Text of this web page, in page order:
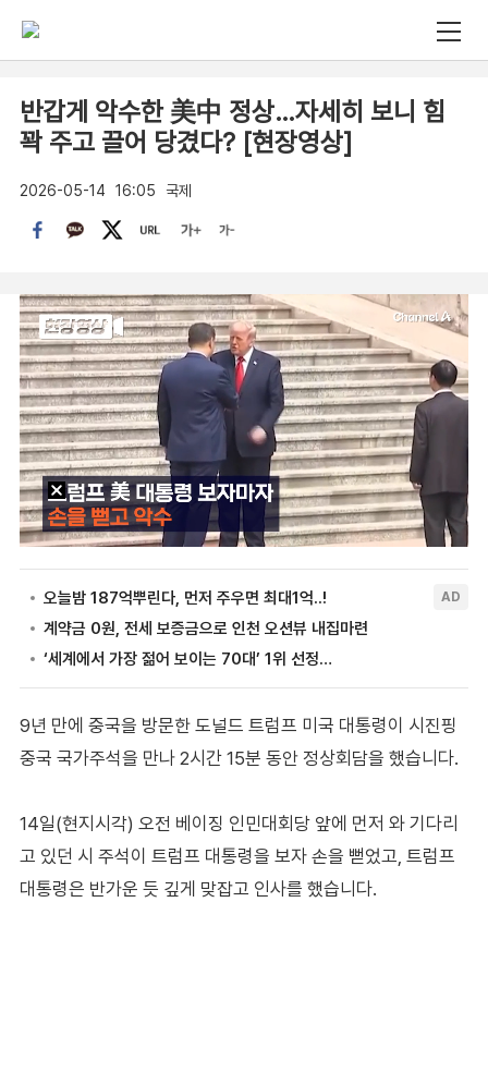
반갑게 악수한 美中 정상…자세히 보니 힘
꽉 주고 끌어 당겼다? [현장영상]
2026-05-14 16:05 국제
9년 만에 중국을 방문한 도널드 트럼프 미국 대통령이 시진핑
중국 국가주석을 만나 2시간 15분 동안 정상회담을 했습니다.
14일(현지시각) 오전 베이징 인민대회당 앞에 먼저 와 기다리
고 있던 시 주석이 트럼프 대통령을 보자 손을 뻗었고, 트럼프
대통령은 반가운 듯 깊게 맞잡고 인사를 했습니다.